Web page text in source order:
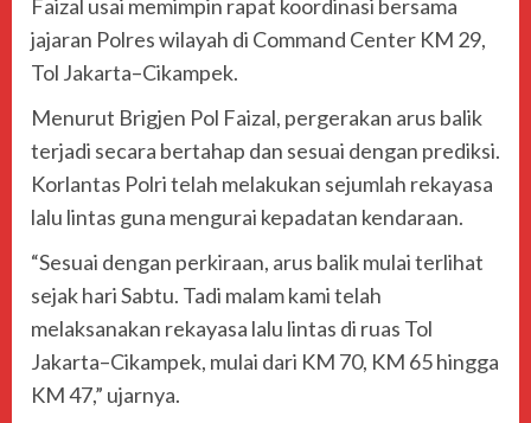
Faizal usai memimpin rapat koordinasi bersama
jajaran Polres wilayah di Command Center KM 29,
Tol Jakarta–Cikampek.
Menurut Brigjen Pol Faizal, pergerakan arus balik
terjadi secara bertahap dan sesuai dengan prediksi.
Korlantas Polri telah melakukan sejumlah rekayasa
lalu lintas guna mengurai kepadatan kendaraan.
“Sesuai dengan perkiraan, arus balik mulai terlihat
sejak hari Sabtu. Tadi malam kami telah
melaksanakan rekayasa lalu lintas di ruas Tol
Jakarta–Cikampek, mulai dari KM 70, KM 65 hingga
KM 47,” ujarnya.